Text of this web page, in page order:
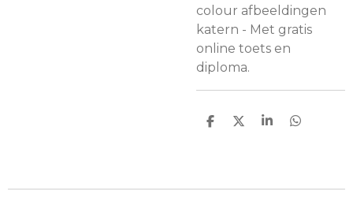
colour afbeeldingen
katern - Met gratis
online toets en
diploma.
D
D
S
D